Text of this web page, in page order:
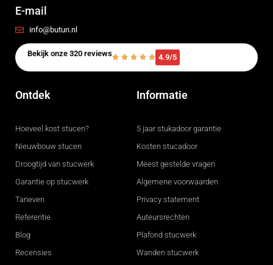
E-mail
info@butun.nl
Bekijk onze 320 reviews 4.9/5
Ontdek
Hoeveel kost stucen?
Nieuwbouw stucen
Droogtijd van stucwerk
Garantie op stucwerk
Tarieven
Referentie
Blog
Recensies
Informatie
5 jaar stukadoor garantie
Kosten stucadoor
Meest gestelde vragen
Algemene voorwaarden
Privacy statement
Auteursrechten
Plafond stucwerk
Wanden stucwerk